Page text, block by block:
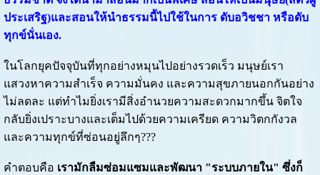
ประเสริฐ)และสอนให้นำธรรมนี้ไปใช้ในการ ดับอวิชชา หรือดับ
ทุกข์นั่นเอง.
ในโลกยุคปัจจุบันที่ทุกอย่างหมุนไปอย่างรวดเร็ว มนุษย์เรา
แสวงหาความสำเร็จ ความมั่นคง และความสุขภายนอกกันอย่าง
ไม่ลดละ แต่ทำไมยิ่งเรามีสิ่งอำนวยความสะดวกมากขึ้น จิตใจ
กลับยิ่งเปราะบางและเต็มไปด้วยความเครียด ความวิตกกังวล
และความทุกข์ที่ซ่อนอยู่ลึกๆ???
คำตอบคือ เรามักลืมซ่อมแซมและพัฒนา "ระบบภายใน" ซึ่งก็